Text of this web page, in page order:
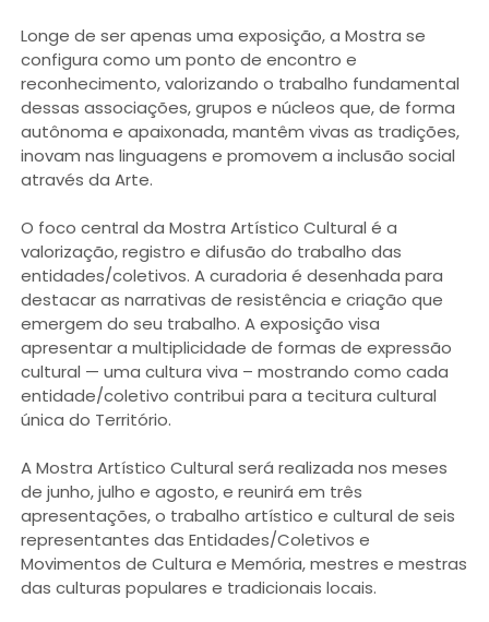
Longe de ser apenas uma exposição, a Mostra se
configura como um ponto de encontro e
reconhecimento, valorizando o trabalho fundamental
dessas associações, grupos e núcleos que, de forma
autônoma e apaixonada, mantêm vivas as tradições,
inovam nas linguagens e promovem a inclusão social
através da Arte.
O foco central da Mostra Artístico Cultural é a
valorização, registro e difusão do trabalho das
entidades/coletivos. A curadoria é desenhada para
destacar as narrativas de resistência e criação que
emergem do seu trabalho. A exposição visa
apresentar a multiplicidade de formas de expressão
cultural — uma cultura viva – mostrando como cada
entidade/coletivo contribui para a tecitura cultural
única do Território.
A Mostra Artístico Cultural será realizada nos meses
de junho, julho e agosto, e reunirá em três
apresentações, o trabalho artístico e cultural de seis
representantes das Entidades/Coletivos e
Movimentos de Cultura e Memória, mestres e mestras
das culturas populares e tradicionais locais.